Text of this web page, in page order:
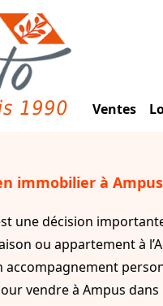
Ventes
immobilier à
une décision
ou appartement à
accompagnement
vendre à Ampus